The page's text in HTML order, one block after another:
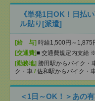
《単発1日OK！日払
ル貼り[派遣]
[給 与] 時給1,500円～1,875
[交通費]■ 交通費規定内支給
[勤務地] 勝田駅からバイク・
ク・車 / 佐和駅からバイク・
＜1日～OK！＞あの